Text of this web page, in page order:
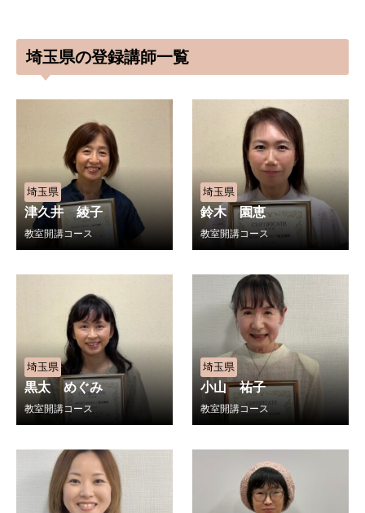
埼玉県の登録講師一覧
埼玉県
津久井 綾子
教室開講コース
埼玉県
鈴木 園恵
教室開講コース
埼玉県
黒太 めぐみ
教室開講コース
埼玉県
小山 祐子
教室開講コース